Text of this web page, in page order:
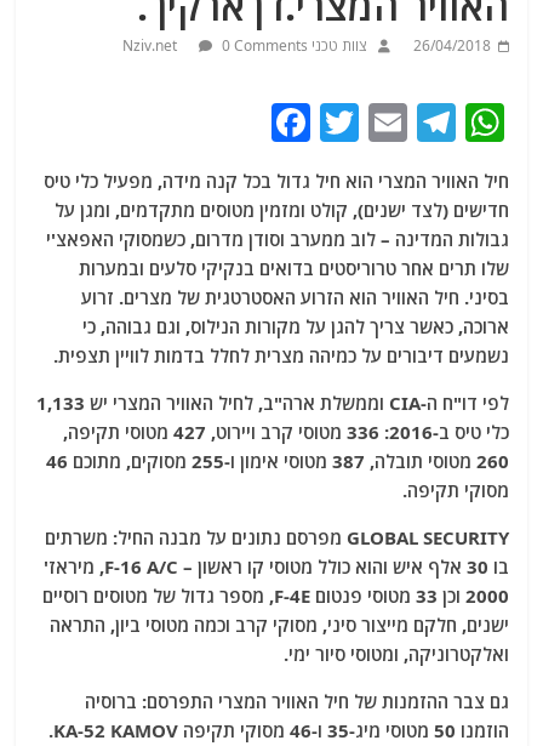
26/04/2018 צוות טכני Nziv.net 0 Comments
W
at
s
A
p
p
T
e
g
ra
m
E
ai
l
T
w
itt
er
c
e
b
o
o
k
חיל האוויר המצרי הוא חיל גדול בכל קנה מידה, מפעיל כלי טיס
חדישים (לצד ישנים), קולט ומזמין מטוסים מתקדמים, ומגן על
גבולות המדינה – לוב ממערב וסודן מדרום, כשמסוקי האפאצ'י
שלו תרים אחר טרוריסטים בדואים בנקיקי סלעים ובמערות
בסיני. חיל האוויר הוא הזרוע האסטרטגית של מצרים. זרוע
ארוכה, כאשר צריך להגן על מקורות הנילוס, וגם גבוהה, כי
נשמעים דיבורים על כמיהה מצרית לחלל בדמות לוויין תצפית.
לפי דו"ח ה-CIA וממשלת ארה"ב, לחיל האוויר המצרי יש 1,133
כלי טיס ב-2016: 336 מטוסי קרב ויירוט, 427 מטוסי תקיפה,
260 מטוסי תובלה, 387 מטוסי אימון ו-255 מסוקים, מתוכם 46
מסוקי תקיפה.
GLOBAL SECURITY מפרסם נתונים על מבנה החיל: משרתים
בו 30 אלף איש והוא כולל מטוסי קו ראשון – F-16 A/C, מיראז'
2000 וכן 33 מטוסי פנטום F-4E, מספר גדול של מטוסים רוסיים
ישנים, חלקם מייצור סיני, מסוקי קרב וכמה מטוסי ביון, התראה
ואלקטרוניקה, ומטוסי סיור ימי.
גם צבר ההזמנות של חיל האוויר המצרי התפרסם: ברוסיה
הוזמנו 50 מטוסי מיג-35 ו-46 מסוקי תקיפה KA-52 KAMOV.